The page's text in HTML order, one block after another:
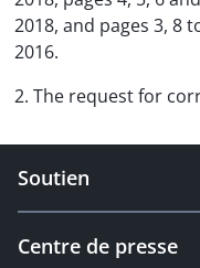
2018, and pages 3, 8
2016.
2. The request for
Soutien
Centre de presse